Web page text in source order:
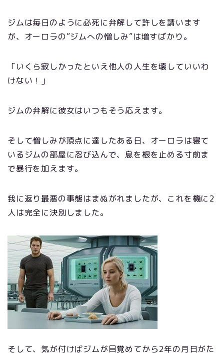
ジムは毎日のように必死に弁解して許しを請います
が、オーロラの”ジムへの憎しみ”は増すばかり。
「いくら寂しかったといえ他人の人生を壊していいわ
けない！」
ジムの弁解に彼女はいつもそう応えます。
そして憎しみが頂点に達したある日、オーロラは寝て
いるジムの部屋に忍び込んで、息を根を止める寸前ま
で暴行を加えます。
我に返り最悪の事態はまぬがれましたが、これを機に2
人は完全に決別しました。
そして、気が付けばジムが目覚めてから2年の月日がた